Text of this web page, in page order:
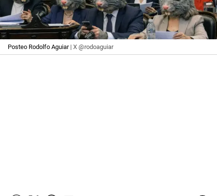
Posteo Rodolfo Aguiar | X @rodoaguiar